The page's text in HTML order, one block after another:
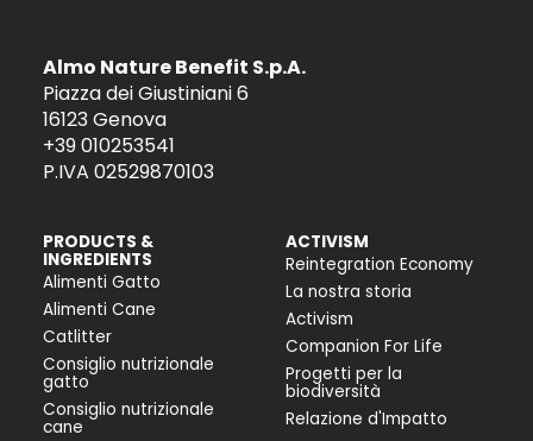
Almo Nature Benefit S.p.A.
Piazza dei Giustiniani 6
16123 Genova
+39 010253541
P.IVA 02529870103
PRODUCTS &
INGREDIENTS
Alimenti Gatto
Alimenti Cane
Catlitter
Consiglio nutrizionale
gatto
Consiglio nutrizionale
cane
ACTIVISM
Reintegration Economy
La nostra storia
Activism
Companion For Life
Progetti per la
biodiversità
Relazione d'Impatto